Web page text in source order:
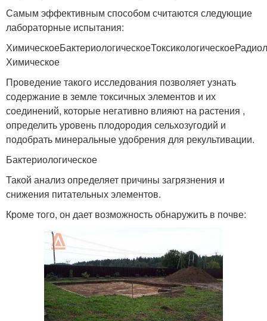
Самым эффективным способом считаются следующие
лабораторные испытания:
Химическое
Проведение такого исследования позволяет узнать
содержание в земле токсичных элементов и их
соединений, которые негативно влияют на растения ,
определить уровень плодородия сельхозугодий и
подобрать минеральные удобрения для рекультивации.
Бактериологическое
Такой анализ определяет причины загрязнения и
снижения питательных элементов.
Кроме того, он дает возможность обнаружить в почве: